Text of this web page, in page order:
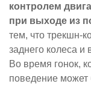
контролем
при выходе из
тем, что трекшн-
заднего колеса
Во время гонок,
поведение